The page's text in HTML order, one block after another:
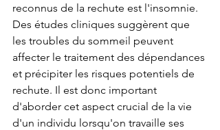
reconnus de la rechute est l'insomnie.
Des études cliniques suggèrent que
les troubles du sommeil peuvent
affecter le traitement des dépendances
et précipiter les risques potentiels de
rechute. Il est donc important
d'aborder cet aspect crucial de la vie
d'un individu lorsqu'on travaille ses